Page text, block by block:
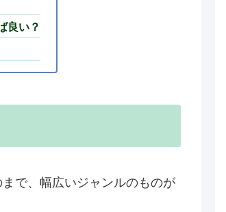
良い？
で、幅広いジャンルのものが